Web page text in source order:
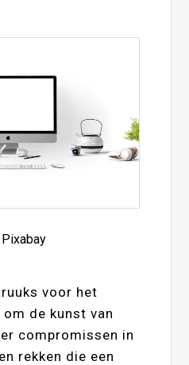
voor het
de kunst van
compromissen in
rekken die een